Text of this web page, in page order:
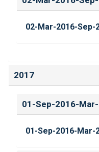
02-Mar-2016-Sep-
2017
01-Sep-2016-
01-Sep-2016-Mar-